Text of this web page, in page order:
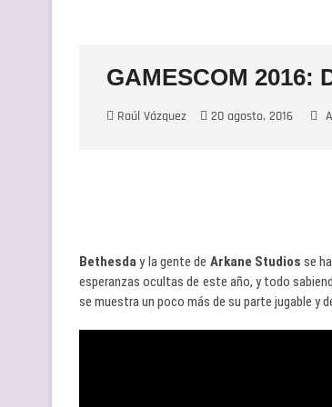
GAMESCOM
Raúl Vázquez 20 agosto, 2016
Bethesday la gente de Arkane Studios se
esperanzas ocultas de este año, y todo
se muestra un poco más de su parte jugable y